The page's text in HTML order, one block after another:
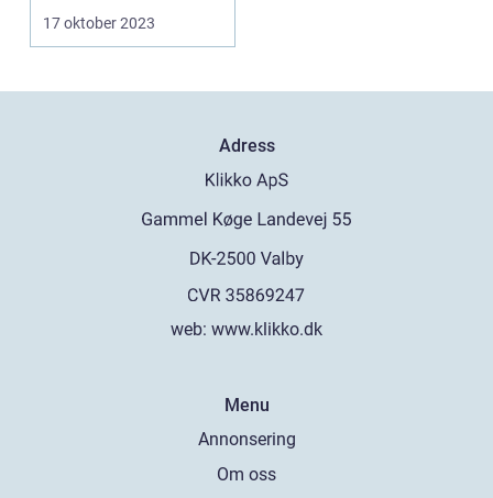
av persondatorer
17 oktober 2023
Adress
web: www.klikko.dk
Menu
Annonsering
Om oss